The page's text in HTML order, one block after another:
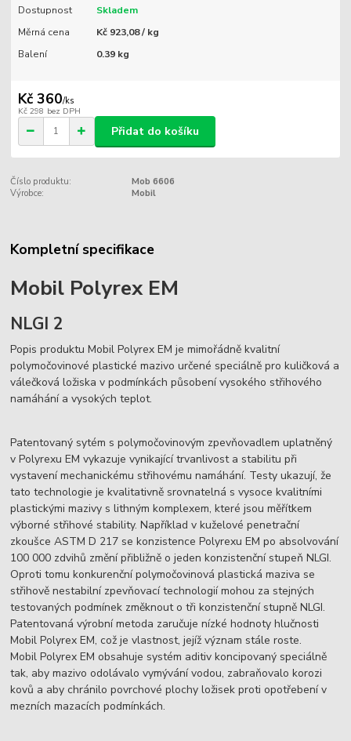
Dostupnost
Skladem
Měrná cena
Kč 923,08 / kg
Balení
0.39 kg
Kč 360/ks
Kč 298 bez DPH
Přidat do košíku
Číslo produktu:
Mob 6606
Výrobce:
Mobil
Kompletní specifikace
Mobil Polyrex EM
NLGI 2
Popis produktu Mobil Polyrex EM je mimořádně kvalitní
polymočovinové plastické mazivo určené speciálně pro kuličková a
válečková ložiska v podmínkách působení vysokého střihového
namáhání a vysokých teplot.
Patentovaný sytém s polymočovinovým zpevňovadlem uplatněný
v Polyrexu EM vykazuje vynikající trvanlivost a stabilitu při
vystavení mechanickému střihovému namáhání. Testy ukazují, že
tato technologie je kvalitativně srovnatelná s vysoce kvalitními
plastickými mazivy s lithným komplexem, které jsou měřítkem
výborné střihové stability. Například v kuželové penetrační
zkoušce ASTM D 217 se konzistence Polyrexu EM po absolvování
100 000 zdvihů změní přibližně o jeden konzistenční stupeň NLGI.
Oproti tomu konkurenční polymočovinová plastická maziva se
střihově nestabilní zpevňovací technologií mohou za stejných
testovaných podmínek změknout o tři konzistenční stupně NLGI.
Patentovaná výrobní metoda zaručuje nízké hodnoty hlučnosti
Mobil Polyrex EM, což je vlastnost, jejíž význam stále roste.
Mobil Polyrex EM obsahuje systém aditiv koncipovaný speciálně
tak, aby mazivo odolávalo vymývání vodou, zabraňovalo korozi
kovů a aby chránilo povrchové plochy ložisek proti opotřebení v
mezních mazacích podmínkách.